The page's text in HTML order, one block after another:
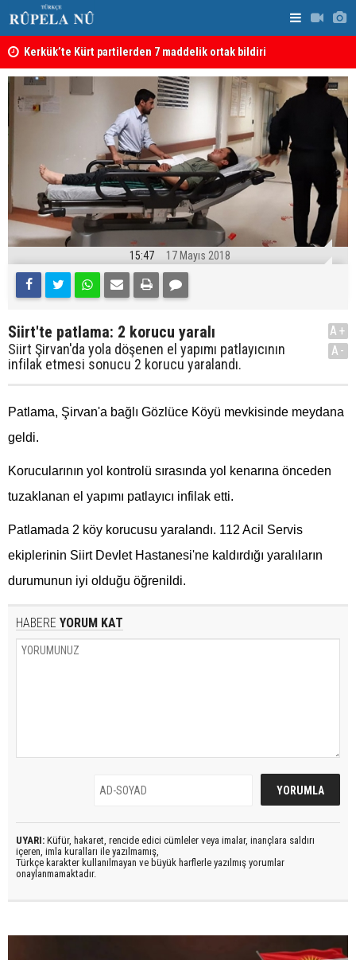
Kerkük’te Kürt partilerden 7 maddelik ortak bildiri
15:47 17 Mayıs 2018
Siirt'te patlama: 2 korucu yaralı
Siirt Şirvan'da yola döşenen el yapımı patlayıcının
infilak etmesi sonucu 2 korucu yaralandı.
A+
A-
Patlama, Şirvan'a bağlı Gözlüce Köyü mevkisinde meydana
geldi.
Korucularının yol kontrolü sırasında yol kenarına önceden
tuzaklanan el yapımı patlayıcı infilak etti.
Patlamada 2 köy korucusu yaralandı. 112 Acil Servis
ekiplerinin Siirt Devlet Hastanesi'ne kaldırdığı yaralıların
durumunun iyi olduğu öğrenildi.
HABERE YORUM KAT
UYARI: Küfür, hakaret, rencide edici cümleler veya imalar, inançlara saldırı
içeren, imla kuralları ile yazılmamış,
Türkçe karakter kullanılmayan ve büyük harflerle yazılmış yorumlar
onaylanmamaktadır.